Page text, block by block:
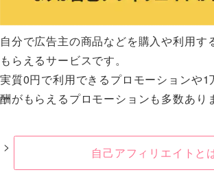
自分で広告主の商品などを購入や利用す
もらえるサービスです。
実質0円で利用できるプロモーションや1
酬がもらえるプロモーションも多数あり
自己アフィリエイトと